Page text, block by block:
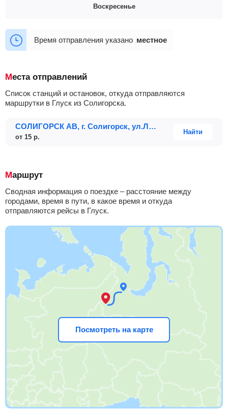
Воскресенье
Время отправления указано местное
Места отправлений
Список станций и остановок, откуда отправляются
маршрутки в Глуск из Солигорска.
СОЛИГОРСК АВ, г. Солигорск, ул.Ленинского комсомола, 38
от 15 р.
Найти
Маршрут
Сводная информация о поездке – расстояние между
городами, время в пути, в какое время и откуда
отправляются рейсы в Глуск.
Посмотреть на карте